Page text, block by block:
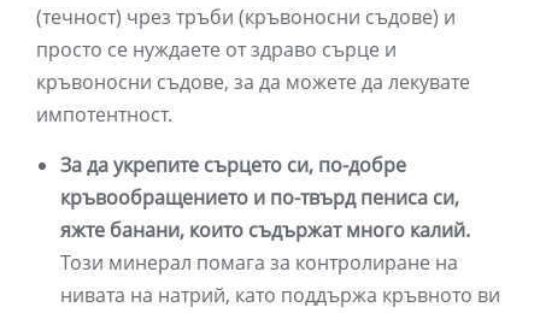
(течност) чрез тръби (кръвоносни съдове) и
просто се нуждаете от здраво сърце и
кръвоносни съдове, за да можете да лекувате
импотентност.
За да укрепите сърцето си, по-добре
кръвообращението и по-твърд пениса си,
яжте банани, които съдържат много калий.
Този минерал помага за контролиране на
нивата на натрий, като поддържа кръвното ви